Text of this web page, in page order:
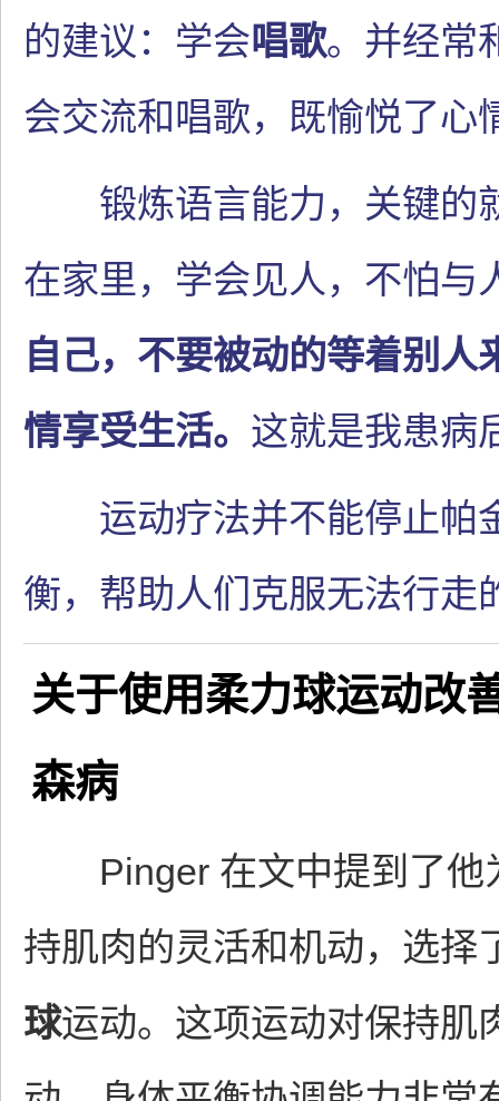
的建议：学会唱歌。并经常
会交流和唱歌，既愉悦了心
锻炼语言能力，关键的
在家里，学会见人，不怕与
自己，不要被动的等着别
情享受生活。 这就是我患病
运动疗法并不能停止帕
衡，帮助人们克服无法行走
关于使用柔力球运动改
森病
Pinger 在文中提到了他
持肌肉的灵活和机动，选择
球运动。这项运动对保持肌